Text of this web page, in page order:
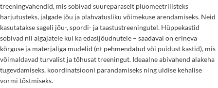
treeningvahendid, mis sobivad suurepäraselt plüomeetrilisteks
harjutusteks, jalgade jõu ja plahvatusliku võimekuse arendamiseks. Neid
kasutatakse sageli jõu-, spordi- ja taastustreeningutel. Hüppekastid
sobivad nii algajatele kui ka edasijõudnutele – saadaval on erineva
kõrguse ja materjaliga mudelid (nt pehmendatud või puidust kastid), mis
võimaldavad turvalist ja tõhusat treeningut. Ideaalne abivahend alakeha
tugevdamiseks, koordinatsiooni parandamiseks ning üldise kehalise
vormi tõstmiseks.